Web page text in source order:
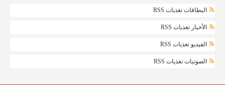
البطاقات تغذيات RSS
الأخبار تغذيات RSS
الفيديو تغذيات RSS
الصوتيات تغذيات RSS